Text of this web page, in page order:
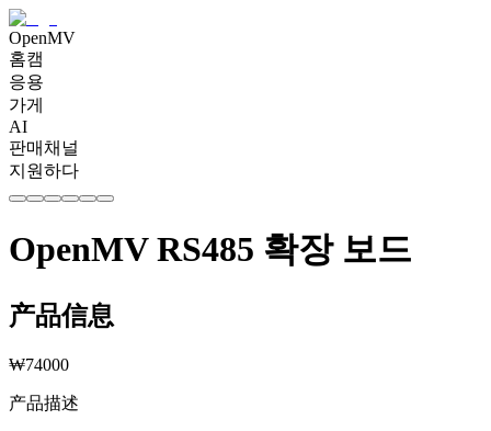
OpenMV
홈캠
응용
가게
AI
판매채널
지원하다
OpenMV RS485 확장 보드
产品信息
₩74000
产品描述